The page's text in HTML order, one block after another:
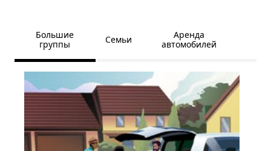
Большие
группы
Семьи
Аренда
автомобилей